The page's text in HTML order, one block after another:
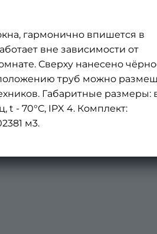
гармонично впишется в
вне зависимости от
Сверху нанесено
труб можно
Габаритные размеры:
t - 70°С, IPX 4. Комплект:
м3.